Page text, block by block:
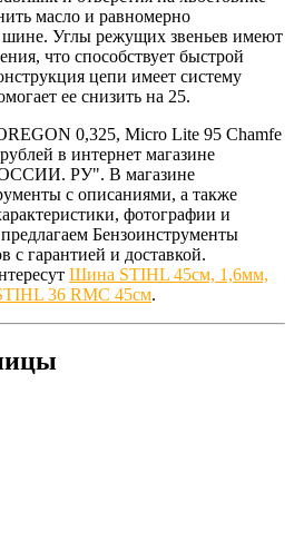
масло и равномерно
шине. Углы режущих звеньев имеют
что способствует быстрой
цепи имеет систему
ее снизить на 25.
0,325, Micro Lite 95 Chamfe
в интернет магазине
РУ". В магазине
с описаниями, а также
фотографии и
Бензоинструменты
гарантией и доставкой.
Шина STIHL 45см, 1,6мм,
36 RМС 45см.